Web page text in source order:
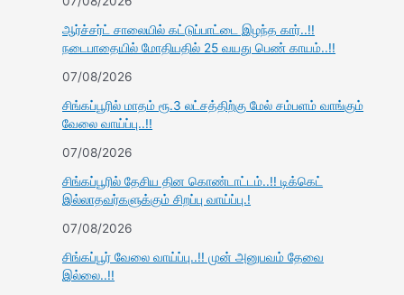
ஆர்ச்சர்ட் சாலையில் கட்டுப்பாட்டை இழந்த கார்..!!
நடைபாதையில் மோதியதில் 25 வயது பெண் காயம்..!!
07/08/2026
சிங்கப்பூரில் மாதம் ரூ.3 லட்சத்திற்கு மேல் சம்பளம் வாங்கும்
வேலை வாய்ப்பு..!!
07/08/2026
சிங்கப்பூரில் தேசிய தின கொண்டாட்டம்..!! டிக்கெட்
இல்லாதவர்களுக்கும் சிறப்பு வாய்ப்பு.!
07/08/2026
சிங்கப்பூர் வேலை வாய்ப்பு..!! முன் அனுபவம் தேவை
இல்லை..!!